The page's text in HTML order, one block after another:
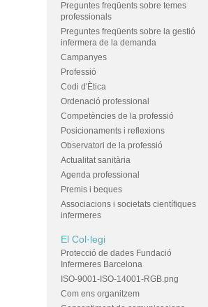
Preguntes freqüents sobre temes
professionals
Preguntes freqüents sobre la gestió
infermera de la demanda
Campanyes
Professió
Codi d'Ètica
Ordenació professional
Competències de la professió
Posicionaments i reflexions
Observatori de la professió
Actualitat sanitària
Agenda professional
Premis i beques
Associacions i societats científiques
infermeres
El Col·legi
Protecció de dades Fundació
Infermeres Barcelona
ISO-9001-ISO-14001-RGB.png
Com ens organitzem